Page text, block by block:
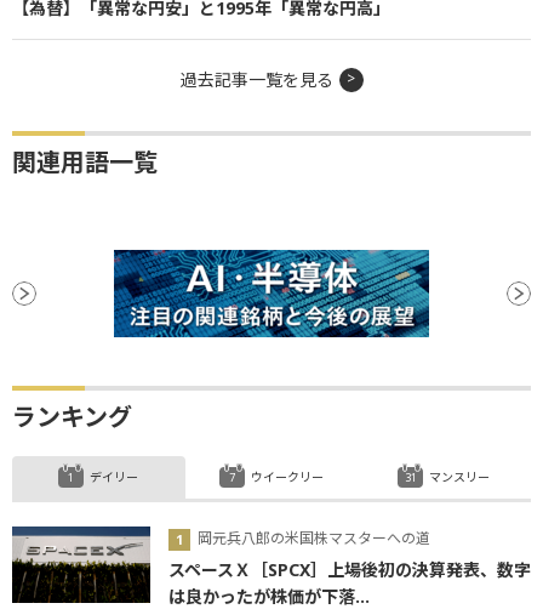
【為替】「異常な円安」と1995年「異常な円高」
過去記事一覧を見る
関連用語一覧
ランキング
デイリー
岡元兵八郎の米国株マスターへの道
スペースＸ［SPCX］上場後初の決算発表、数字
は良かったが株価が下落...
ウイークリー マンスリー